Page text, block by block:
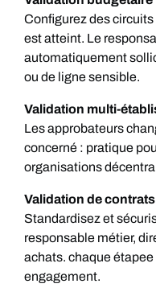
Configurez des circuits
est atteint. Le
automatiquement
ou de ligne sensible.
Validation multi-
Les approbateurs
concerné : pratique
organisations
Validation de
Standardisez et
responsable métier,
achats. chaque
engagement.